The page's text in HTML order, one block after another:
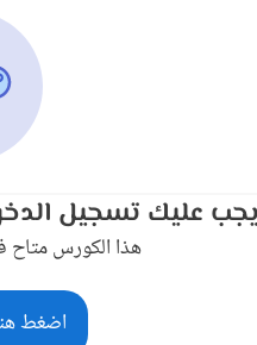
عليك تسجيل
هذا الكورس متاح
اضغط